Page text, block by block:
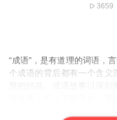
3659
“成语”，是有道理的词语，
个成语的背后都有一个含义
语故事，可以了解历史、